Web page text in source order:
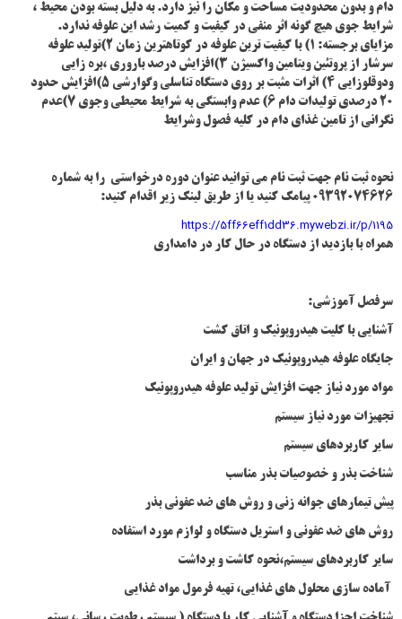
دام و بدون محدودیت مساحت و مکان را نیز دارد. به دلیل بسته بودن محیط ،
شرایط جوی هیچ گونه اثر منفی در کیفیت و کمیت رشد این علوفه ندارد.
مزایای برجسته: 1) با کیفیت ترین علوفه در کوتاهترین زمان 2)تولید علوفه
سرشار از پروتئین ویتامین واکسیژن 3)افزایش درصد باروری ،بره زایی
ودوقلوزایی 4) اثرات مثبت بر روی دستگاه تناسلی وگوارشی 5)افزایش حدود
20 درصدی تولیدات دام 6) عدم وابستگی به شرایط محیطی وجوی 7)عدم
نگرانی از تامین غذای دام در کلیه فصول وشرایط
نحوه ثبت نام جهت ثبت نام می توانید عنوان دوره درخواستی را به شماره
09392074626 پیامک کنید یا از طریق لینک زیر اقدام کنید:
https://5ff66eff1dd36.mywebzi.ir/p/1195
همراه با بازدید از دستگاه در حال کار در دامداری
سرفصل آموزشی:
آشنایی با کلیت هیدروپونیک و اتاق کشت
جایگاه علوفه هیدروپونیک در جهان و ایران
مواد مورد نیاز جهت افزایش تولید علوفه هیدروپونیک
تجهیزات مورد نیاز سیستم
سایر کاربردهای سیستم
شناخت بذر و خصوصیات بذر مناسب
پیش تیمارهای جوانه زنی و روش های ضد عفونی بذر
روش های ضد عفونی و استریل دستگاه و لوازم مورد استفاده
سایر کاربردهای سیستم،نحوه کاشت و برداشت
آماده سازی محلول های غذایی، تهیه فرمول مواد غذایی